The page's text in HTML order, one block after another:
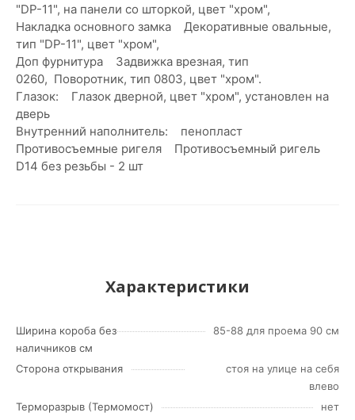
"DP-11", на панели со шторкой, цвет "хром",
Накладка основного замка Декоративные овальные,
тип "DP-11", цвет "хром",
Доп фурнитура Задвижка врезная, тип
0260, Поворотник, тип 0803, цвет "хром".
Глазок: Глазок дверной, цвет "хром", установлен на
дверь
Внутренний наполнитель: пенопласт
Противосъемные ригеля Противосъемный ригель
D14 без резьбы - 2 шт
Характеристики
Ширина короба без
наличников см
85-88 для проема 90 см
Сторона открывания
стоя на улице на себя
влево
Терморазрыв (Термомост)
нет